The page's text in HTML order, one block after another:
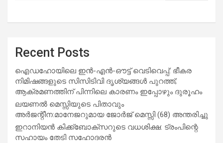
Recent Posts
ഐഡഹോയിലെ ഇൻ-എൻ-ഔട്ട് വെടിവെപ്പ്: ഭീകര
നിമിഷങ്ങളുടെ സിസിടിവി ദൃശ്യങ്ങൾ പുറത്ത്;
ആക്രമണത്തിന് പിന്നിലെ കാരണം ഇപ്പോഴും ദുരൂഹം
ലയണൽ മെസ്സിയുടെ പിതാവും
അർജന്റീന:മാനേജറുമായ ജോർജ് മെസ്സി (68) അന്തരിച്ചു
ഇറാനിയൻ കിക്ക്ബോക്സറുടെ വധശിക്ഷ: ട്രംപിന്റെ
സഹായം തേടി സഹോദരൻ